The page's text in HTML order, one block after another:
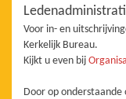
Voor in- en
Kerkelijk Bureau.
Kijkt u even bij
Door op